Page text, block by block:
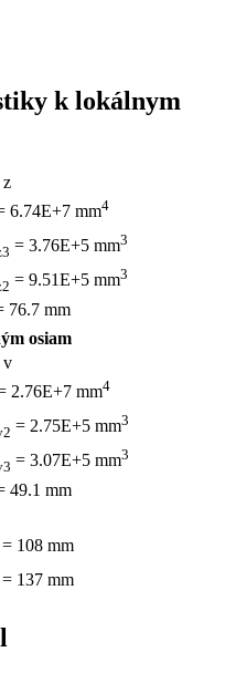
k lokálnym
z
6.74E+7 mm4
= 3.76E+5 mm3
= 9.51E+5 mm3
76.7 mm
osiam
v
2.76E+7 mm4
= 2.75E+5 mm3
= 3.07E+5 mm3
49.1 mm
= 108 mm
= 137 mm